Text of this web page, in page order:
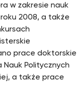
w zakresie nauk
2008, a także
prace doktorskie
Politycznych
a także prace